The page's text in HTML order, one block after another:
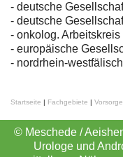
- deutsche
- deutsche
- onkolog.
- europäische
- nordrhein-
Startseite | Fachgebiete | Vorsorge
© Meschede /
Urologe und